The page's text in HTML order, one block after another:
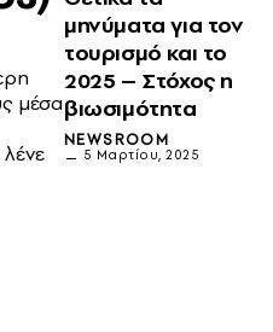
μέσα
μηνύματα για τον
τουρισμό και το
2025 – Στόχος η
βιωσιμότητα
NEWSROOM
5 Μαρτίου, 2025